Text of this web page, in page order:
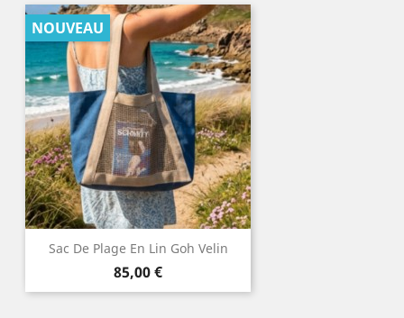
Sac De Plage En Lin Goh Velin
Prix
85,00 €
NOUVEAU